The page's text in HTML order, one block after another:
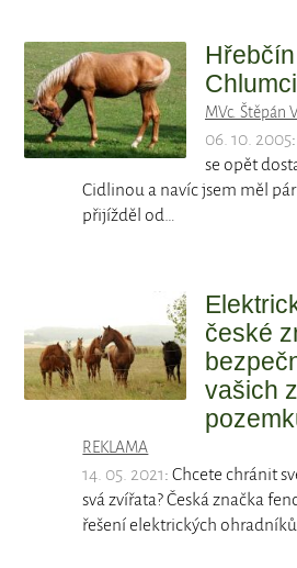
MVc. Štěpán
06. 10. 2005
se opět
Cidlinou a navíc jsem měl
přijížděl od…
české
vašich
REKLAMA
14. 05. 2021: Chcete chránit
svá zvířata? Česká značka
řešení elektrických